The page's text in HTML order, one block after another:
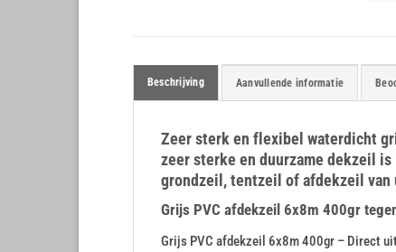
Beschrijving Aanvullende informatie
Zeer sterk en flexibel waterdicht
zeer sterke en duurzame dekzeil
grondzeil, tentzeil of afdekzeil van
Grijs PVC afdekzeil 6x8m 400gr
Grijs PVC afdekzeil 6x8m 400gr – Direct